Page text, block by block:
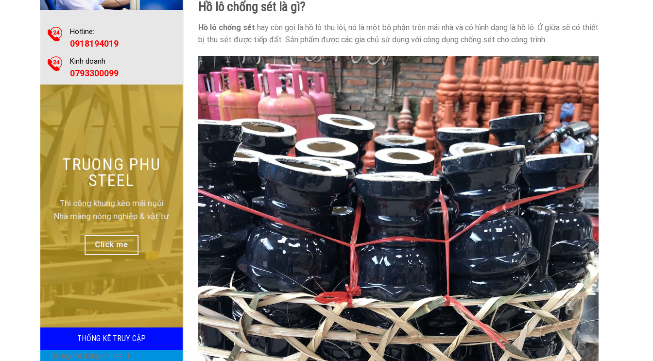
Hotline:
0918194019
Kinh doanh
0793300099
TRUONG PHU
STEEL
Thi công khung kèo mái ngói
Nhà màng nông nghiệp & vật tư
Click me
THỐNG KÊ TRUY CẬP
Số người đang online: 1
Hồ lô chống sét là gì?
Hồ lô chống sét hay còn gọi là hồ lô thu lôi, nó là một bộ phận trên mái nhà và có hình dạng là hồ lô. Ở giữa sẽ có thiết
bị thu sét được tiếp đất. Sản phẩm được các gia chủ sử dụng với công dụng chống sét cho công trình.